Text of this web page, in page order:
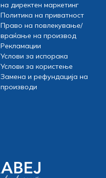
на директен маркетинг
Политика на приватност
Право на повлекување/
враќање на производ
Рекламации
Услови за испорака
Услови за користење
Замена и рефундација на
производи